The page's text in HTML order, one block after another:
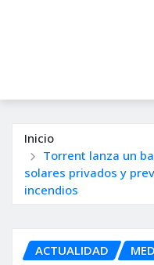
Inicio
Torrent lanza un
solares privados y
incendios
ACTUALIDAD